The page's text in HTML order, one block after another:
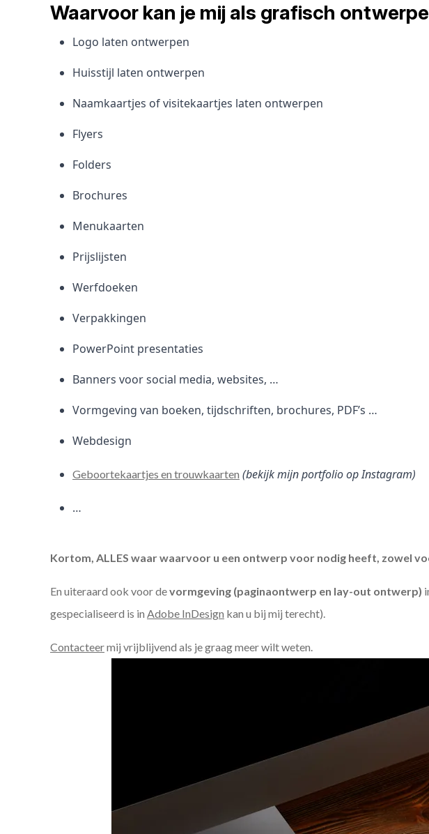
Waarvoor kan je mij als grafisch
Logo laten ontwerpen
Huisstijl laten ontwerpen
Naamkaartjes of visitekaartjes laten ontwerpen
Flyers
Folders
Brochures
Menukaarten
Prijslijsten
Werfdoeken
Verpakkingen
PowerPoint presentaties
Banners voor social media, websites, …
Vormgeving van boeken, tijdschriften, brochures, PDF’s …
Webdesign
Geboortekaartjes en trouwkaarten (bekijk mijn portfolio op Instagram)
…
Kortom, ALLES waar waarvoor u een ontwerp voor nodig heeft, zowel
En uiteraard ook voor devormgeving (paginaontwerp en lay-out ontwerp)
gespecialiseerd is in Adobe InDesign kan u bij mij terecht).
Contacteermij vrijblijvend als je graag meer wilt weten.